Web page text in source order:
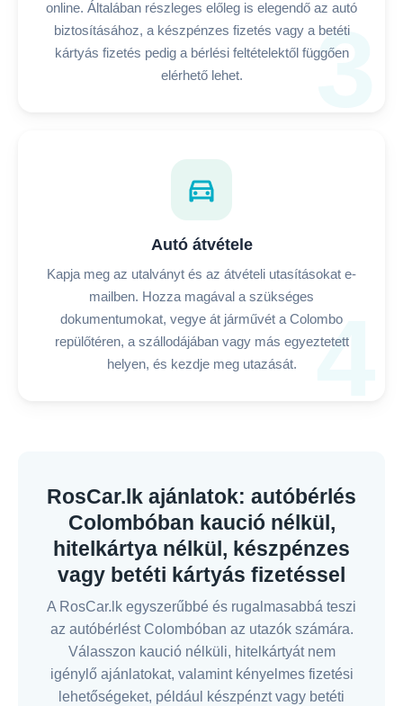
3
online. Általában részleges előleg is elegendő az autó
biztosításához, a készpénzes fizetés vagy a betéti
kártyás fizetés pedig a bérlési feltételektől függően
elérhető lehet.
4
directions_car
Autó átvétele
Kapja meg az utalványt és az átvételi utasításokat e-
mailben. Hozza magával a szükséges
dokumentumokat, vegye át járművét a Colombo
repülőtéren, a szállodájában vagy más egyeztetett
helyen, és kezdje meg utazását.
RosCar.lk ajánlatok: autóbérlés
Colombóban kaució nélkül,
hitelkártya nélkül, készpénzes
vagy betéti kártyás fizetéssel
A RosCar.lk egyszerűbbé és rugalmasabbá teszi
az autóbérlést Colombóban az utazók számára.
Válasszon kaució nélküli, hitelkártyát nem
igénylő ajánlatokat, valamint kényelmes fizetési
lehetőségeket, például készpénzt vagy betéti